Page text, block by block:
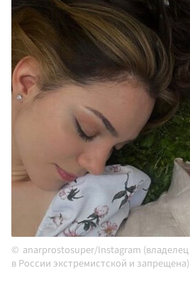
anarprostosuper/Instagram
в России экстремистской и запрещена)